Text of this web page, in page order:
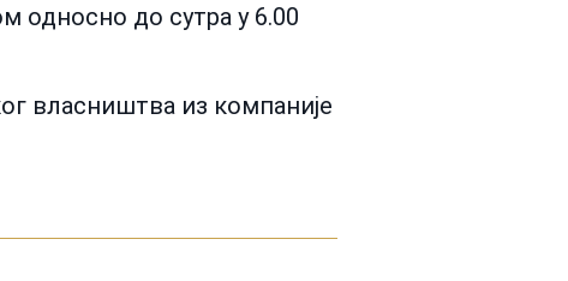
односно до сутра у 6.00
власништва из компаније